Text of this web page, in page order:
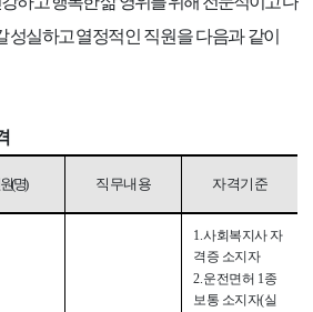
성실하고열정적인 직원을 다음과 같이
(명) 직무내용 자격기준
1.사회복지사 자
격증 소지자
2.운전면허 1종
보통 소지자(실